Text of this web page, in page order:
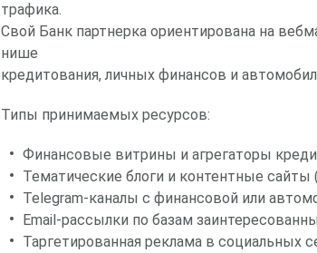
трафика.
Свой Банк партнерка ориентирована на
нише
кредитования, личных финансов и
Типы принимаемых ресурсов:
Финансовые витрины и агрегаторы
Тематические блоги и контентные сайты
Telegram-каналы с финансовой или
Email-рассылки по базам
Таргетированная реклама в социальных